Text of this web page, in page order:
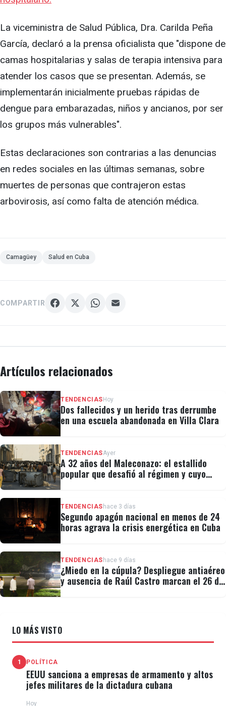
La viceministra de Salud Pública, Dra. Carilda Peña
García, declaró a la prensa oficialista que "dispone de
camas hospitalarias y salas de terapia intensiva para
atender los casos que se presentan. Además, se
implementarán inicialmente pruebas rápidas de
dengue para embarazadas, niños y ancianos, por ser
los grupos más vulnerables".
Estas declaraciones son contrarias a las denuncias
en redes sociales en las últimas semanas, sobre
muertes de personas que contrajeron estas
arbovirosis, así como falta de atención médica.
Camagüey Salud en Cuba
COMPARTIR
Artículos relacionados
TENDENCIASHoy
Dos fallecidos y un herido tras derrumbe
en una escuela abandonada en Villa Clara
TENDENCIASAyer
A 32 años del Maleconazo: el estallido
popular que desafió al régimen y cuyo
TENDENCIAS hace 3 días
Segundo apagón nacional en menos de 24
horas agrava la crisis energética en Cuba
TENDENCIAS hace 9 días
¿Miedo en la cúpula? Despliegue antiaéreo
y ausencia de Raúl Castro marcan el 26 de
LO MÁS VISTO
1 POLÍTICA
EEUU sanciona a empresas de armamento y altos
jefes militares de la dictadura cubana
Hoy